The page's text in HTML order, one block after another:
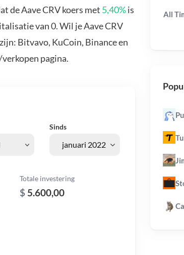
de Aave CRV koers met 5,40%is
van 0. Wil je Aave CRV
Bitvavo, KuCoin, Binance en
pagina.
Sinds
Totale investering
$ 5.600,00
All